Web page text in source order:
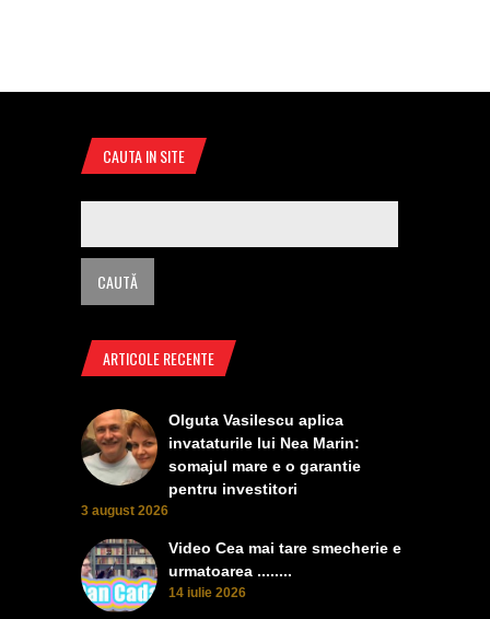
CAUTA IN SITE
ARTICOLE RECENTE
Olguta Vasilescu aplica
invataturile lui Nea Marin:
somajul mare e o garantie
pentru investitori
3 august 2026
Video Cea mai tare smecherie e
urmatoarea ........
14 iulie 2026